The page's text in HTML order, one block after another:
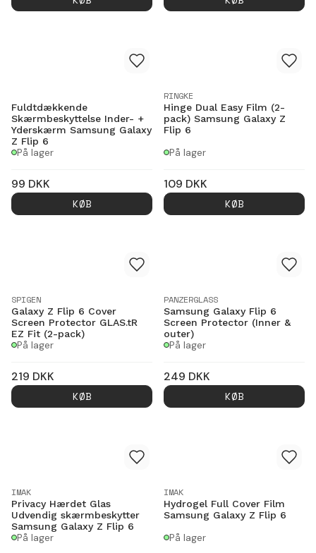
Fuldtdækkende
Skærmbeskyttelse Inder- +
Yderskærm Samsung Galaxy
Z Flip 6
På lager
99 DKK
KØB
RINGKE
Hinge Dual Easy Film (2-
pack) Samsung Galaxy Z
Flip 6
På lager
109 DKK
KØB
SPIGEN
Galaxy Z Flip 6 Cover
Screen Protector GLAS.tR
EZ Fit (2-pack)
På lager
219 DKK
KØB
PANZERGLASS
Samsung Galaxy Flip 6
Screen Protector (Inner &
outer)
På lager
249 DKK
KØB
IMAK
Privacy Hærdet Glas
Udvendig skærmbeskytter
Samsung Galaxy Z Flip 6
På lager
IMAK
Hydrogel Full Cover Film
Samsung Galaxy Z Flip 6
På lager